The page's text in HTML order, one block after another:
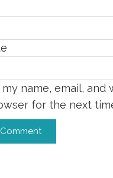
my name, email, and
for the next